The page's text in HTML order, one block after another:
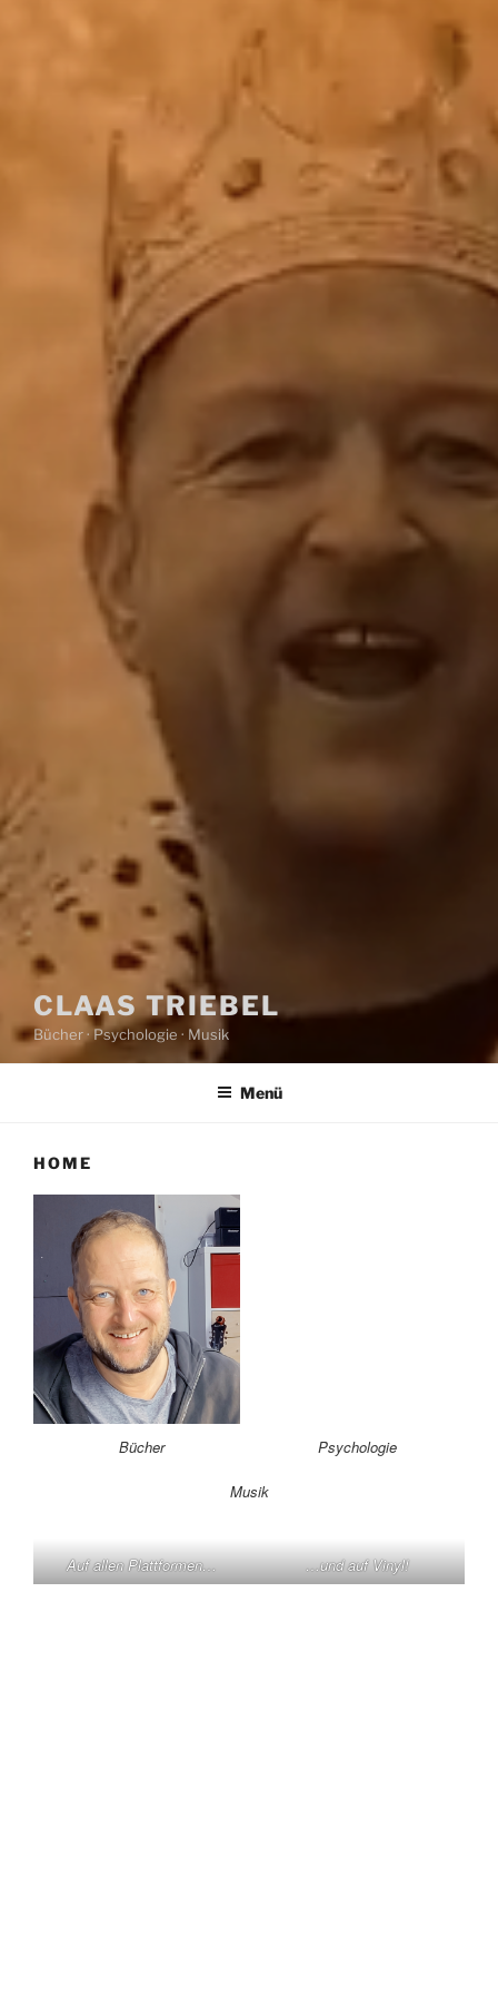
CLAAS TRIEBEL
Bücher · Psychologie · Musik
Menü
HOME
Bücher Psychologie
Musik
Auf allen Plattformen… …und auf Vinyl!